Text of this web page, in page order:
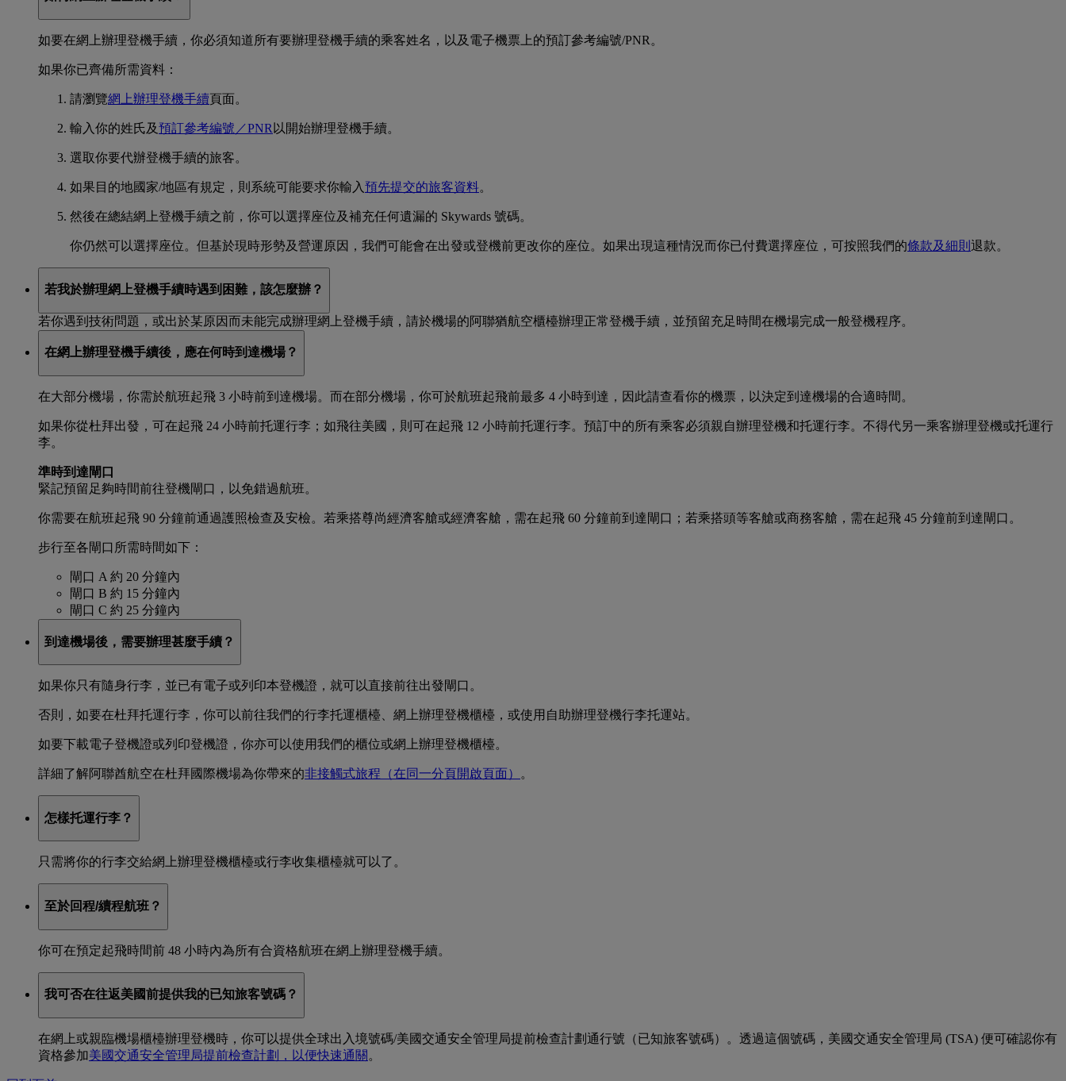
如要在網上辦理登機手續，你必須知道所有要辦理登機手續的乘客姓名，以及電子機票上的預訂參考編號/PNR。
如果你已齊備所需資料：
請瀏覽網上辦理登機手續頁面。
輸入你的姓氏及預訂參考編號／PNR 以開始辦理登機手續。
選取你要代辦登機手續的旅客。
如果目的地國家/地區有規定，則系統可能要求你輸入預先提交的旅客資料。
然後在總結網上登機手續之前，你可以選擇座位及補充任何遺漏的 Skywards 號碼。
你仍然可以選擇座位。但基於現時形勢及營運原因，我們可能會在出發或登機前更改你的座位。如果出現這種情況而你已付費選擇座位，可按照我們的條款及細則 退款。
若我於辦理網上登機手續時遇到困難，該怎麼辦？
若你遇到技術問題，或出於某原因而未能完成辦理網上登機手續，請於機場的阿聯猶航空櫃檯辦理正常登機手續，並預留充足時間在機場完成一般登機程序。
在網上辦理登機手續後，應在何時到達機場？
在大部分機場，你需於航班起飛 3 小時前到達機場。而在部分機場，你可於航班起飛前最多 4 小時到達，因此請查看你的機票，以決定到達機場的合適時間。
如果你從杜拜出發，可在起飛 24 小時前托運行李；如飛往美國，則可在起飛 12 小時前托運行李。預訂中的所有乘客必須親自辦理登機和托運行李。不得代另一乘客辦理登機或托運行
李。
準時到達閘口
緊記預留足夠時間前往登機閘口，以免錯過航班。
你需要在航班起飛 90 分鐘前通過護照檢查及安檢。若乘搭尊尚經濟客艙或經濟客艙，需在起飛 60 分鐘前到達閘口；若乘搭頭等客艙或商務客艙，需在起飛 45 分鐘前到達閘口。
步行至各閘口所需時間如下：
閘口 A 約 20 分鐘內
閘口 B 約 15 分鐘內
閘口 C 約 25 分鐘內
到達機場後，需要辦理甚麼手續？
如果你只有隨身行李，並已有電子或列印本登機證，就可以直接前往出發閘口。
否則，如要在杜拜托運行李，你可以前往我們的行李托運櫃檯、網上辦理登機櫃檯，或使用自助辦理登機行李托運站。
如要下載電子登機證或列印登機證，你亦可以使用我們的櫃位或網上辦理登機櫃檯。
詳細了解阿聯酋航空在杜拜國際機場為你帶來的非接觸式旅程 （在同一分頁開啟頁面） 。
怎樣托運行李？
只需將你的行李交給網上辦理登機櫃檯或行李收集櫃檯就可以了。
至於回程/續程航班？
你可在預定起飛時間前 48 小時內為所有合資格航班在網上辦理登機手續。
我可否在往返美國前提供我的已知旅客號碼？
在網上或親臨機場櫃檯辦理登機時，你可以提供全球出入境號碼/美國交通安全管理局提前檢查計劃通行號（已知旅客號碼）。透過這個號碼，美國交通安全管理局 (TSA) 便可確認你有
資格參加美國交通安全管理局提前檢查計劃，以便快速通關 。